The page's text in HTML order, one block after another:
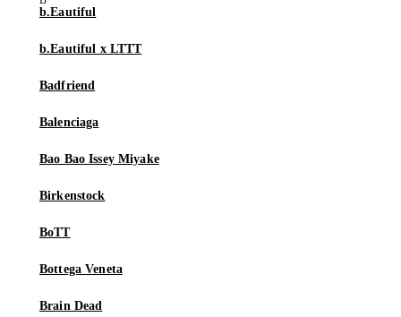
b.Eautiful
b.Eautiful x LTTT
Badfriend
Balenciaga
Bao Bao Issey Miyake
Birkenstock
BoTT
Bottega Veneta
Brain Dead